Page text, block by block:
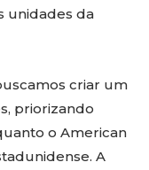
unidades da
criar um
priorizando
o American
A